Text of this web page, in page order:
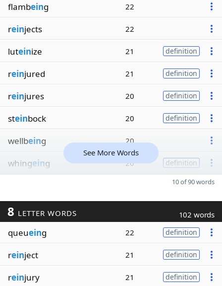
flambeing 22
reinjects 22
luteinize 21 definition
reinjured 21 definition
reinjures 20 definition
steinbock 20 definition
wellbeing 20
whingeing 20 definition
See More Words
10 of 90 words
8 LETTER WORDS 102 words
queueing 22 definition
reinject 21 definition
reinjury 21 definition